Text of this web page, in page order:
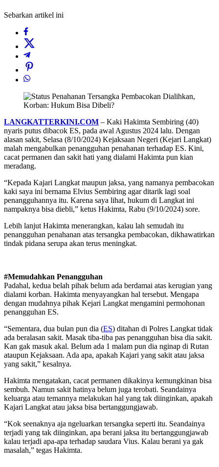
Sebarkan artikel ini
LANGKATTERKINI.COM – Kaki Hakimta Sembiring (40)
nyaris putus dibacok ES, pada awal Agustus 2024 lalu. Dengan
alasan sakit, Selasa (8/10/2024) Kejaksaan Negeri (Kejari Langkat)
malah mengabulkan penangguhan penahanan terhadap ES. Kini,
cacat permanen dan sakit hati yang dialami Hakimta pun kian
meradang.
“Kepada Kajari Langkat maupun jaksa, yang namanya pembacokan
kaki saya ini bernama Elvius Sembiring agar ditarik lagi soal
penangguhannya itu. Karena saya lihat, hukum di Langkat ini
nampaknya bisa diebli,” ketus Hakimta, Rabu (9/10/2024) sore.
Lebih lanjut Hakimta menerangkan, kalau lah semudah itu
penangguhan penahanan atas tersangka pembacokan, dikhawatirkan
tindak pidana serupa akan terus meningkat.
#Memudahkan Penangguhan
Padahal, kedua belah pihak belum ada berdamai atas kerugian yang
dialami korban. Hakimta menyayangkan hal tersebut. Mengapa
dengan mudahnya pihak Kejari Langkat mengamini permohonan
penangguhan ES.
“Sementara, dua bulan pun dia (ES) ditahan di Polres Langkat tidak
ada beralasan sakit. Masak tiba-tiba pas penangguhan bisa dia sakit.
Kan gak masuk akal. Belum ada 1 malam pun dia nginap di Rutan
ataupun Kejaksaan. Ada apa, apakah Kajari yang sakit atau jaksa
yang sakit,” kesalnya.
Hakimta mengatakan, cacat permanen dikakinya kemungkinan bisa
sembuh. Namun sakit hatinya belum juga terobati. Seandainya
keluarga atau temannya melakukan hal yang tak diinginkan, apakah
Kajari Langkat atau jaksa bisa bertanggungjawab.
“Kok seenaknya aja ngeluarkan tersangka seperti itu. Seandainya
terjadi yang tak diinginkan, apa berani jaksa itu bertanggungjawab
kalau terjadi apa-apa terhadap saudara Vius. Kalau berani ya gak
masalah,” tegas Hakimta.